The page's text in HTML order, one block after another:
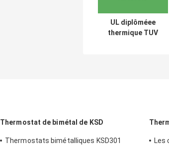
UL diplôméee
thermique TUV
moteur BW9700
Thermostat de bimétal de KSD
Thermostats bimétalliques KSD301
Les